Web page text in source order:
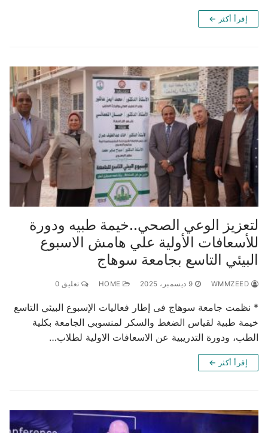
إقرأ أكثر ←
لتعزيز الوعي الصحي..خيمة طبيه ودورة
للأسعافات الأولية علي هامش الاسبوع
البيئي التاسع بجامعة سوهاج
9 ديسمبر، 2025 تعليق 0
* نظمت جامعة سوهاج فى إطار فعاليات الإسبوع البيئي التاسع
خيمة طبية لقياس الضغط والسكر لمنسوبي الجامعة بكلية
الطب، ودورة التدريبية عن الاسعافات الاولية لطلاب…
إقرأ أكثر ←